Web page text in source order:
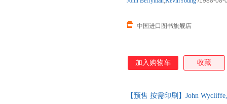
中国进口图书旗舰店
加入购物车 收藏
【预售 按需印刷】John